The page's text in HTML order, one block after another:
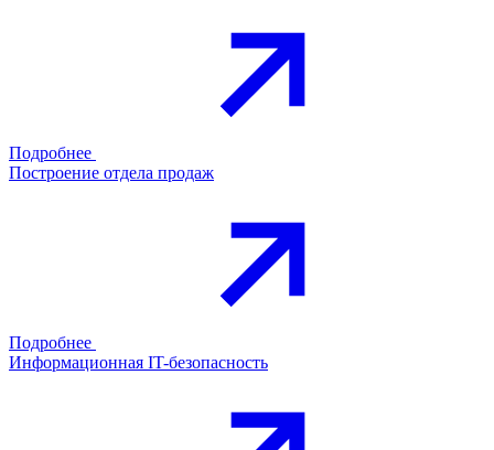
Подробнее
Построение отдела продаж
Подробнее
Информационная IT-безопасность